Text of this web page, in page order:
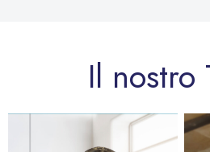
Il nostro